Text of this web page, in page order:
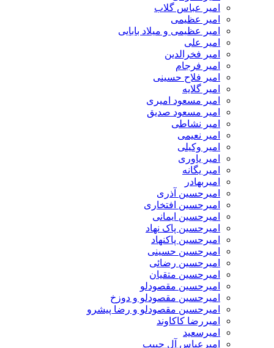
امیر عباس گلاب
امیر عظیمی
امیر عظیمی و میلاد بابایی
امیر علی
امیر فخرالدین
امیر فرجام
امیر فلاح حسینی
امیر گلایه
امیر مسعود امیری
امیر مسعود صدیق
امیر نشاطی
امیر نعیمی
امیر وکیلی
امیر یاوری
امیر یگانه
امیربهادر
امیرحسین آذری
امیرحسین افتخاری
امیرحسین ایمانی
امیرحسین پاک نهاد
امیرحسین پاکنهاد
امیرحسین حسینی
امیرحسین رضائی
امیرحسین متقیان
امیرحسین مقصودلو
امیرحسین مقصودلو و دوزخ
امیرحسین مقصودلو و رضا پیشرو
امیررضا کاکاوند
امیرسعید
امیرعباس آل حبیب